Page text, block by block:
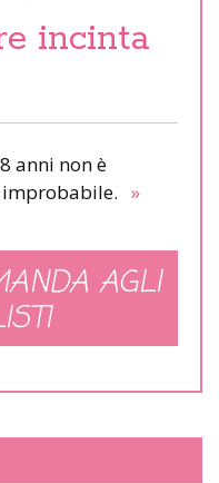
incinta
anni non è
»
AGLI